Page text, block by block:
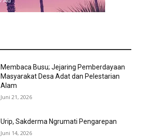
Membaca Busu; Jejaring Pemberdayaan
Masyarakat Desa Adat dan Pelestarian
Alam
Juni 21, 2026
Urip, Sakderma Ngrumati Pengarepan
Juni 14, 2026